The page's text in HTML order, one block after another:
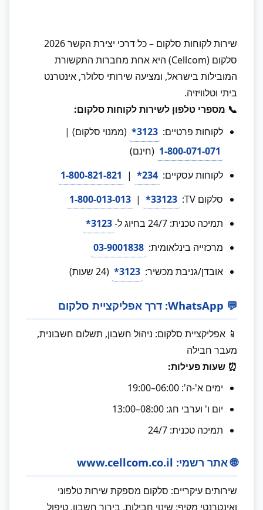
שירות לקוחות סלקום – כל דרכי יצירת הקשר 2026
סלקום (Cellcom) היא אחת מחברות התקשורת
המובילות בישראל, ומציעה שירותי סלולר, אינטרנט
ביתי וטלוויזיה.
📞 מספרי טלפון לשירות לקוחות סלקום:
לקוחות פרטיים: 3123*
(ממנוי סלקום) |
1-800-071-071 (חינם)
לקוחות עסקיים: 234*
|
1-800-821-821
סלקום TV:
33123*
|
1-800-013-013
תמיכה טכנית: 24/7 בחיוג ל-
3123*
מרכזייה בינלאומית: 03-9001838
אובדן/גניבת מכשיר: 3123* (24 שעות)
💬 WhatsApp: דרך אפליקציית סלקום
📱 אפליקציית סלקום: ניהול חשבון, תשלום חשבונית,
מעבר חבילה
⏰ שעות פעילות:
ימים א'-ה': 06:00–19:00
יום ו' וערבי חג: 08:00–13:00
תמיכה טכנית: 24/7
🌐 אתר רשמי: www.cellcom.co.il
שירותים עיקריים: סלקום מספקת שירות טלפוני
ואינטרנטי מקיף: שינוי חבילות, בירור חשבון, טיפול